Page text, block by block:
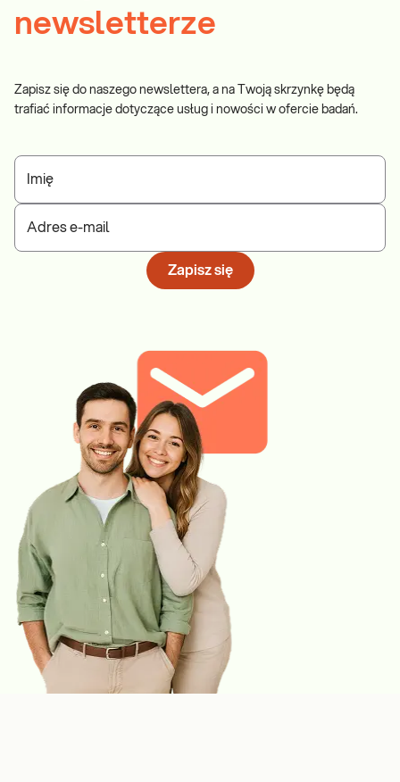
newsletterze
Zapisz się do naszego newslettera, a na Twoją skrzynkę będą
trafiać informacje dotyczące usług i nowości w ofercie badań.
Imię
Adres e-mail
Zapisz się